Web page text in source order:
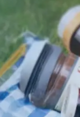
Bilgi
Piknik Grubu